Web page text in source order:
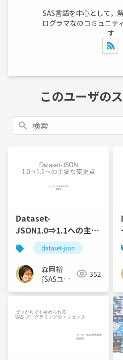
SAS言語を中心として，
ログラマなのコミュニテ
す
このユーザの
検索
Dataset-
JSON1.0⇒1.1への主要
な変更点dataset-json
森岡裕
[SASユー
352